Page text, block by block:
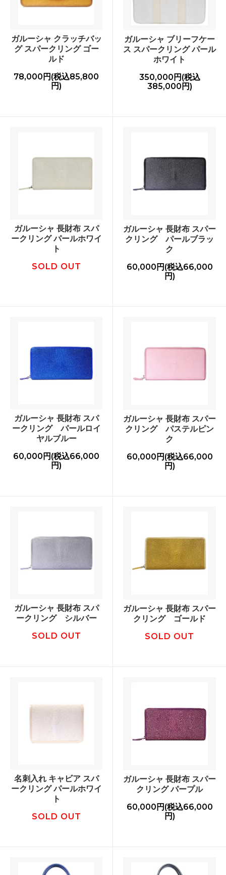
ガルーシャ クラッチバッ
グ スパークリング ゴー
ルド
78,000円(税込85,800
円)
ガルーシャ ブリーフケー
ス スパークリング パール
ホワイト
350,000円(税込
385,000円)
ガルーシャ 長財布 スパ
ークリング パールホワイ
ト
SOLD OUT
ガルーシャ 長財布 スパー
クリング パールブラッ
ク
60,000円(税込66,000
円)
ガルーシャ 長財布 スパ
ークリング パールロイ
ヤルブルー
60,000円(税込66,000
円)
ガルーシャ 長財布 スパー
クリング パステルピン
ク
60,000円(税込66,000
円)
ガルーシャ 長財布 スパ
ークリング シルバー
SOLD OUT
ガルーシャ 長財布 スパー
クリング ゴールド
SOLD OUT
名刺入れ キャビア スパ
ークリング パールホワイ
ト
SOLD OUT
ガルーシャ 長財布 スパー
クリング パープル
60,000円(税込66,000
円)